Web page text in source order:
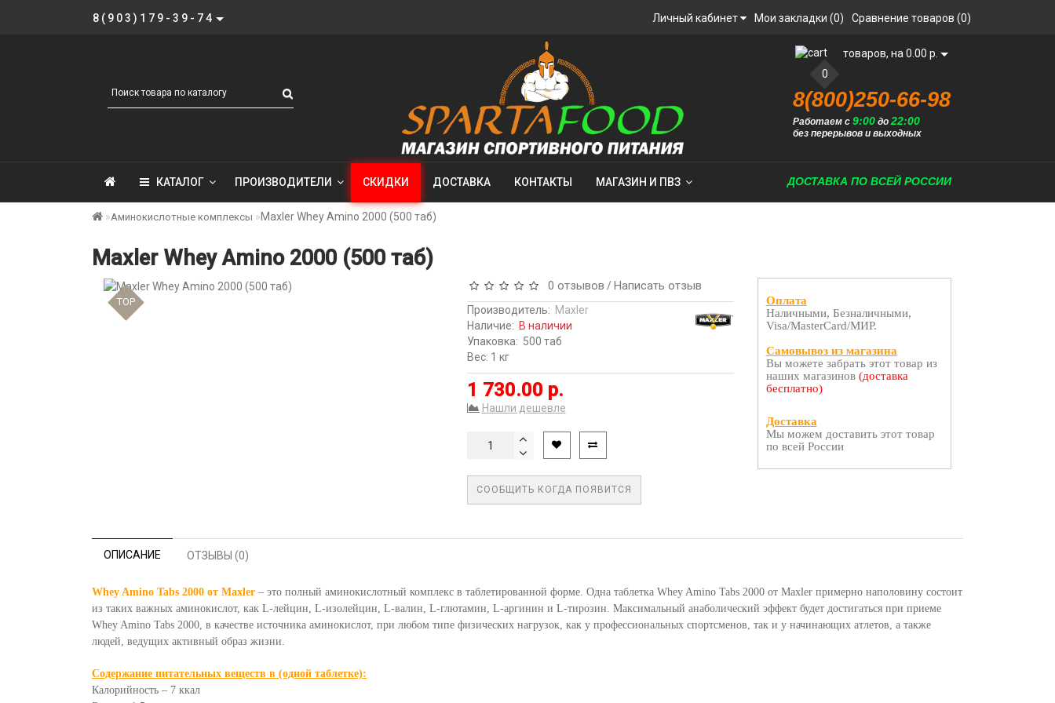
8(903)179-39-74 Личный кабинет Мои закладки (0) Сравнение товаров (0)
0
товаров, на 0.00 р.
8(800)250-66-98
Работаем с9:00 до22:00
без перерывов и выходных
КАТАЛОГ ПРОИЗВОДИТЕЛИ СКИДКИ ДОСТАВКА КОНТАКТЫ МАГАЗИН И ПВЗ ДОСТАВКА ПО ВСЕЙ РОССИИ
Аминокислотные комплексы Maxler Whey Amino 2000 (500 таб)
Maxler Whey Amino 2000 (500 таб)
TOP
0 отзывов / Написать отзыв
Производитель: Maxler
Наличие: В наличии
Упаковка: 500 таб
Вес: 1 кг
1 730.00 р.
Нашли дешевле
СООБЩИТЬ КОГДА ПОЯВИТСЯ
Оплата
Наличными, Безналичными,
Visa/MasterCard/МИР.
Самовывоз из магазина
Вы можете забрать этот товар из
наших магазинов (доставка
бесплатно)
Доставка
Мы можем доставить этот товар
по всей России
ОПИСАНИЕ ОТЗЫВЫ (0)
Whey Amino Tabs 2000 от Maxler – это полный аминокислотный комплекс в таблетированной форме. Одна таблетка Whey Amino Tabs 2000 от Maxler примерно наполовину состоит
из таких важных аминокислот, как L-лейцин, L-изолейцин, L-валин, L-глютамин, L-аргинин и L-тирозин. Максимальный анаболический эффект будет достигаться при приеме
Whey Amino Tabs 2000, в качестве источника аминокислот, при любом типе физических нагрузок, как у профессиональных спортсменов, так и у начинающих атлетов, а также
людей, ведущих активный образ жизни.
Содержание питательных веществ в (одной таблетке):
Калорийность – 7 ккал